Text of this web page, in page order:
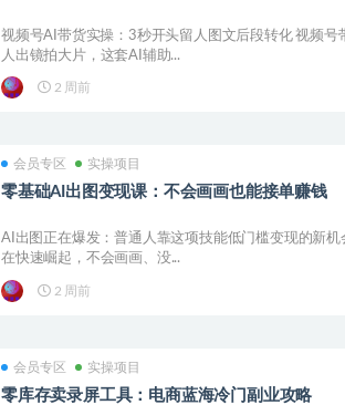
视频号AI带货实操：3秒开头留人图文后段转化 视频号
人出镜拍大片，这套AI辅助...
2 周前
会员专区 实操项目
零基础AI出图变现课：不会画画也能接单赚钱
AI出图正在爆发：普通人靠这项技能低门槛变现的新机
在快速崛起，不会画画、没...
2 周前
会员专区 实操项目
零库存卖录屏工具：电商蓝海冷门副业攻略